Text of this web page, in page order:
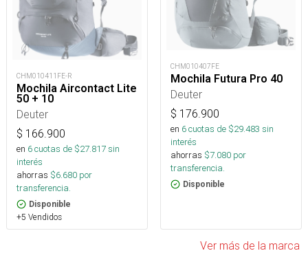
CHM010411FE-R
Mochila Aircontact Lite
50 + 10
Deuter
$ 166.900
en 6cuotas de $27.817sin
interés
ahorras $6.680 por
transferencia.
Disponible
+5 Vendidos
CHM010407FE
Mochila Futura Pro 40
Deuter
$ 176.900
en 6cuotas de $29.483 sin
interés
ahorras $7.080 por
transferencia.
Disponible
Ver más de la marca